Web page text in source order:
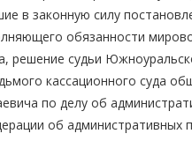
в законную силу
обязанности
судьи
кассационного суда
по делу об
об административных